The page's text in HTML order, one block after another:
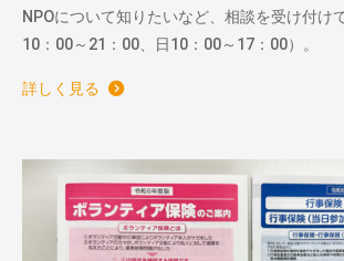
NPOについて知りたいなど、相談を受け付け
10：00～21：00、日10：00～17：00）。
詳しく見る